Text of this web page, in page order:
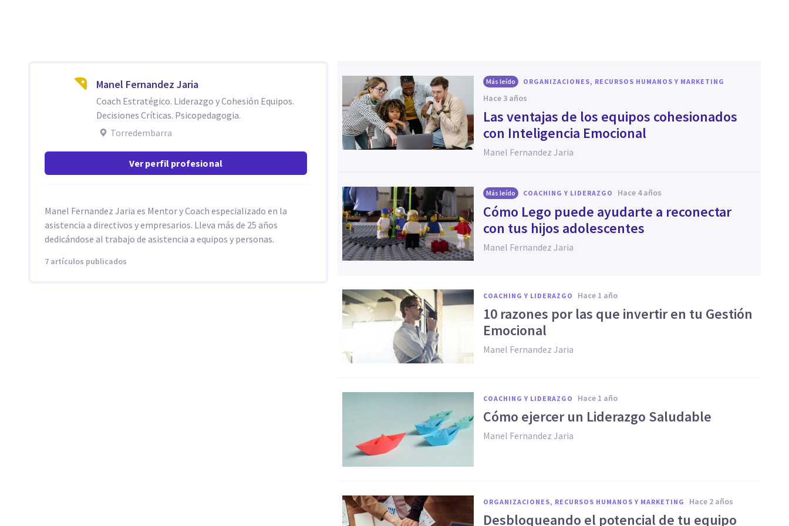
Manel Fernandez Jaria
Coach Estratégico. Liderazgo y Cohesión Equipos.
Decisiones Críticas. Psicopedagogia.
Torredembarra
Ver perfil profesional
Manel Fernandez Jaria es Mentor y Coach especializado en la
asistencia a directivos y empresarios. Lleva más de 25 años
dedicándose al trabajo de asistencia a equipos y personas.
7 artículos publicados
Más leído ORGANIZACIONES, RECURSOS HUMANOS Y MARKETING
hace 3 años
Las ventajas de los equipos cohesionados
con Inteligencia Emocional
Manel Fernandez Jaria
Más leído COACHING Y LIDERAZGO hace 4 años
Cómo Lego puede ayudarte a reconectar
con tus hijos adolescentes
Manel Fernandez Jaria
COACHING Y LIDERAZGO hace 1 año
10 razones por las que invertir en tu Gestión
Emocional
Manel Fernandez Jaria
COACHING Y LIDERAZGO hace 1 año
Cómo ejercer un Liderazgo Saludable
Manel Fernandez Jaria
ORGANIZACIONES, RECURSOS HUMANOS Y MARKETING hace 2 años
Desbloqueando el potencial de tu equipo